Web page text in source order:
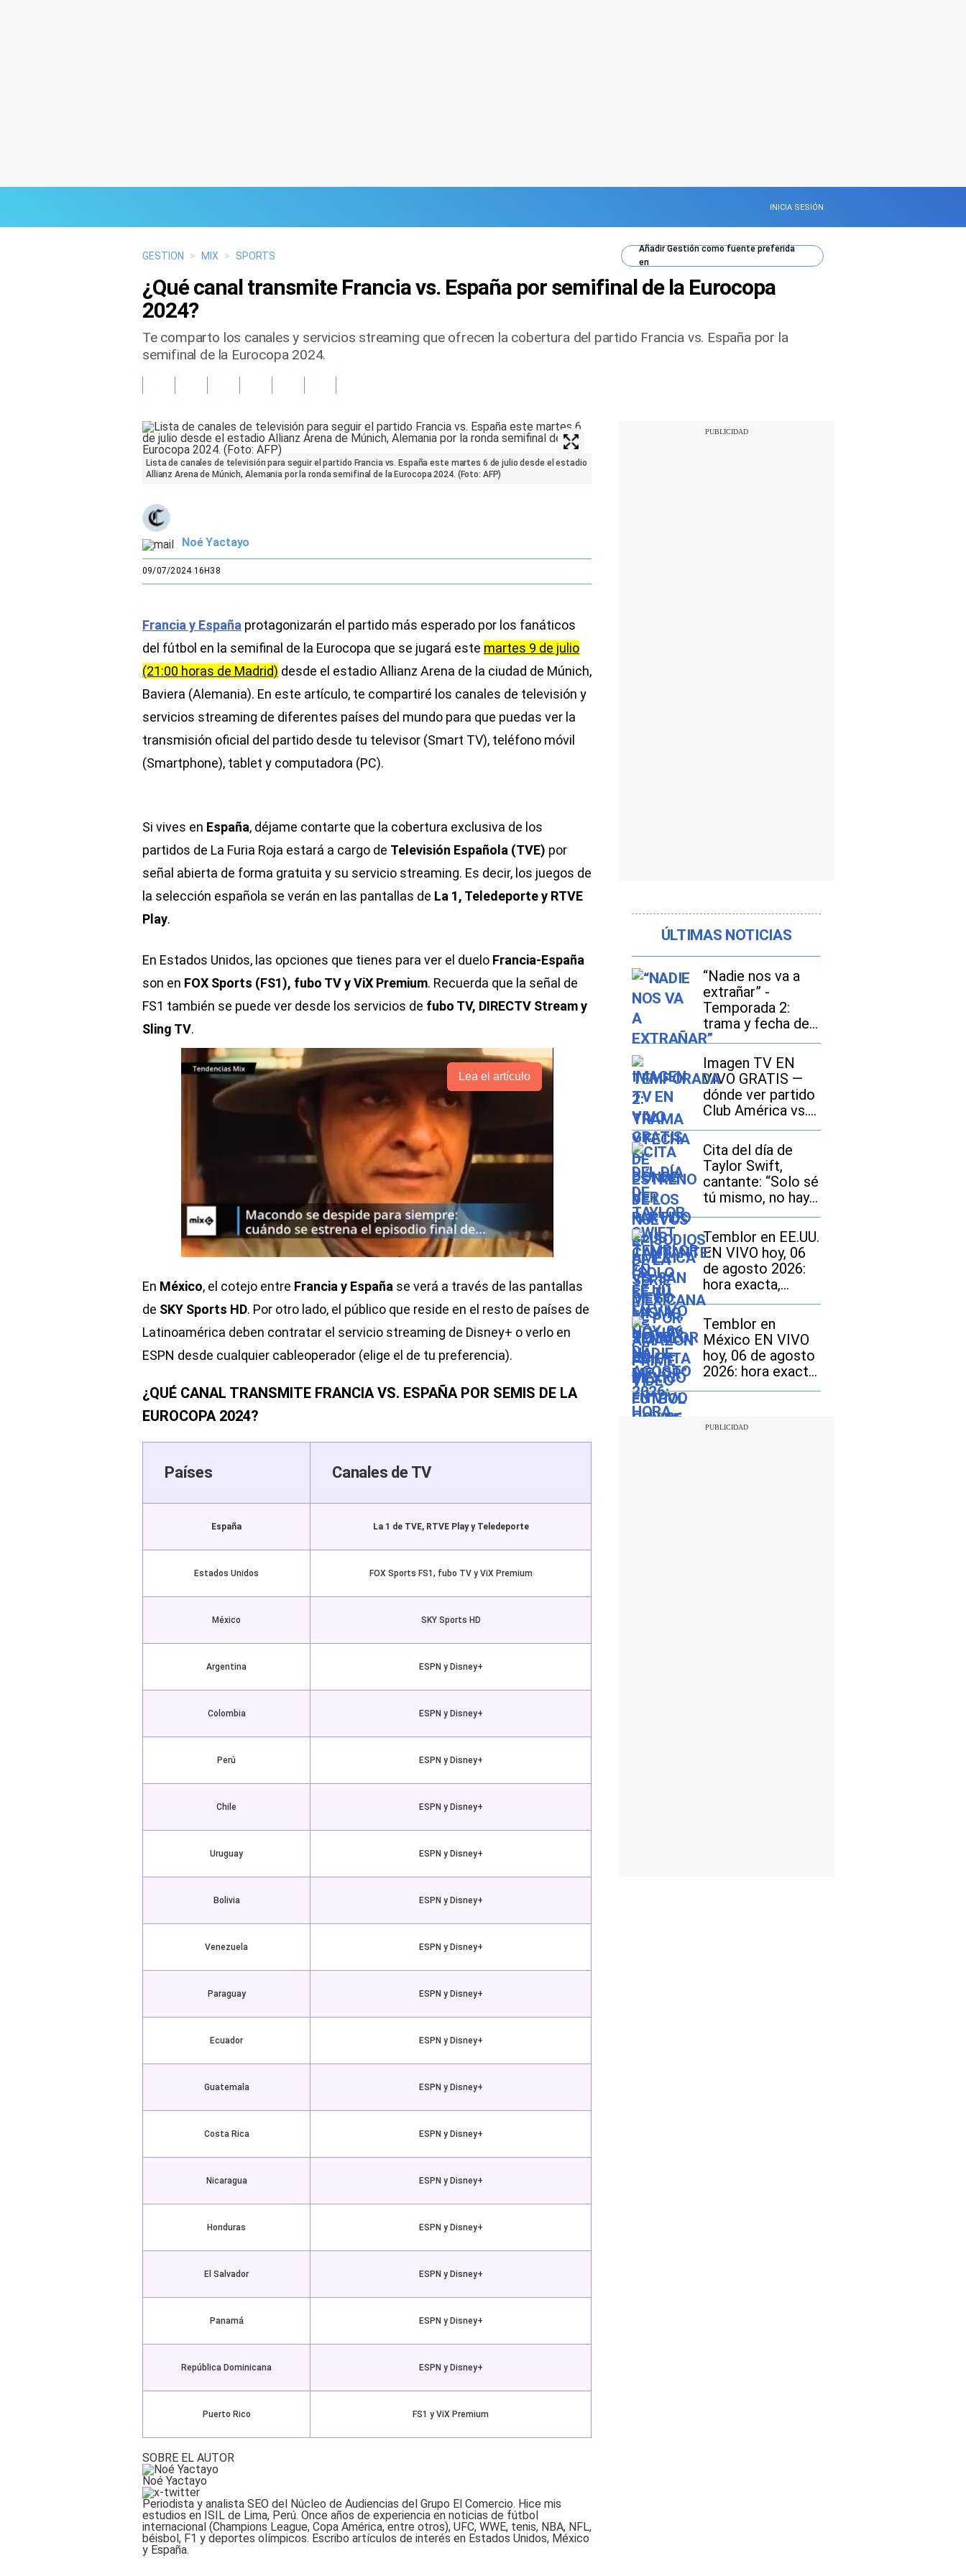
INICIA SESIÓN
GESTION > MIX > SPORTS
AñadirGestióncomo fuente preferida
en
¿Qué canal transmite Francia vs. España por semifinal de la Eurocopa
2024?
Te comparto los canales y servicios streaming que ofrecen la cobertura del partido Francia vs. España por la
semifinal de la Eurocopa 2024.
Lista de canales de televisión para seguir el partido Francia vs. España este martes 6 de julio desde el estadio
Allianz Arena de Múnich, Alemania por la ronda semifinal de la Eurocopa 2024. (Foto: AFP)
Noé Yactayo
09/07/2024 16H38
Francia y España protagonizarán el partido más esperado por los fanáticos
del fútbol en la semifinal de la Eurocopa que se jugará este martes 9 de julio
(21:00 horas de Madrid) desde el estadio Allianz Arena de la ciudad de Múnich,
Baviera (Alemania). En este artículo, te compartiré los canales de televisión y
servicios streaming de diferentes países del mundo para que puedas ver la
transmisión oficial del partido desde tu televisor (Smart TV), teléfono móvil
(Smartphone), tablet y computadora (PC).
Si vives en España, déjame contarte que la cobertura exclusiva de los
partidos de La Furia Roja estará a cargo de Televisión Española (TVE) por
señal abierta de forma gratuita y su servicio streaming. Es decir, los juegos de
la selección española se verán en las pantallas de La 1, Teledeporte y RTVE
Play.
En Estados Unidos, las opciones que tienes para ver el duelo Francia-España
son en FOX Sports (FS1), fubo TV y ViX Premium. Recuerda que la señal de
FS1 también se puede ver desde los servicios de fubo TV, DIRECTV Stream y
Sling TV.
Lea el artículo
En México, el cotejo entre Francia y España se verá a través de las pantallas
de SKY Sports HD. Por otro lado, el público que reside en el resto de países de
Latinoamérica deben contratar el servicio streaming de Disney+ o verlo en
ESPN desde cualquier cableoperador (elige el de tu preferencia).
¿QUÉ CANAL TRANSMITE FRANCIA VS. ESPAÑA POR SEMIS DE LA
EUROCOPA 2024?
Países Canales de TV
España La 1 de TVE, RTVE Play y Teledeporte
Estados Unidos FOX Sports FS1, fubo TV y ViX Premium
México SKY Sports HD
Argentina ESPN y Disney+
Colombia ESPN y Disney+
Perú ESPN y Disney+
Chile ESPN y Disney+
Uruguay ESPN y Disney+
Bolivia ESPN y Disney+
Venezuela ESPN y Disney+
Paraguay ESPN y Disney+
Ecuador ESPN y Disney+
Guatemala ESPN y Disney+
Costa Rica ESPN y Disney+
Nicaragua ESPN y Disney+
Honduras ESPN y Disney+
El Salvador ESPN y Disney+
Panamá ESPN y Disney+
República Dominicana ESPN y Disney+
Puerto Rico FS1 y ViX Premium
SOBRE EL AUTOR
Noé Yactayo
Periodista y analista SEO del Núcleo de Audiencias del Grupo El Comercio. Hice mis
estudios en ISIL de Lima, Perú. Once años de experiencia en noticias de fútbol
internacional (Champions League, Copa América, entre otros), UFC, WWE, tenis, NBA, NFL,
béisbol, F1 y deportes olímpicos. Escribo artículos de interés en Estados Unidos, México
y España.
ÚLTIMAS NOTICIAS
“Nadie nos va a
extrañar” -
Temporada 2:
trama y fecha de
estreno de los
nuevos episodios
de la serie
mexicana de
Amazon Prime
Video
Imagen TV EN
VIVO GRATIS —
dónde ver partido
Club América vs.
San Diego FC por
señal abierta y
Fútbol Online
Cita del día de
Taylor Swift,
cantante: “Solo sé
tú mismo, no hay
nadie mejor”
Temblor en EE.UU.
EN VIVO hoy, 06
de agosto 2026:
hora exacta,
magnitud y dónde
fue el epicentro
del último sismo
Temblor en
México EN VIVO
hoy, 06 de agosto
2026: hora exacta,
magnitud y dónde